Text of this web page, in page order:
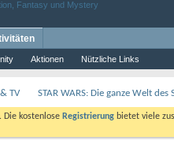
Aktionen Nützliche Links
TV STAR WARS: Die ganze Welt des
Die kostenlose Registrierung bietet viele